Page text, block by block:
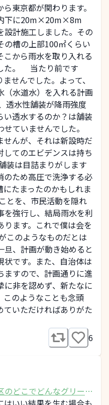
東京都が関わります。
下に20m×20m×8m
設計施工しました。その
の槽の上部100㎡くらい
から雨水を取り入れる
た。 当たり前です
せんでした。よって、
（水道水）を入れる計画
水性舗装が降雨強度
透水するのか？は舗装
ていませんでした。
せんが、それは新設時だ
してのエビデンスは持ち
は目詰まりがします
のため高圧で洗浄する必
たまったのかもしれま
を、市民活動を隠れ
を強行し、結局雨水を利
ます。これで僕は会を
のようなものだとは
、計画が動き始めると
です。また、自治体は
すので、計画通りに進
に非を認めず、新たなに
このようなことも念頭
ていただければありがた
6
のどこでどんなグリーン